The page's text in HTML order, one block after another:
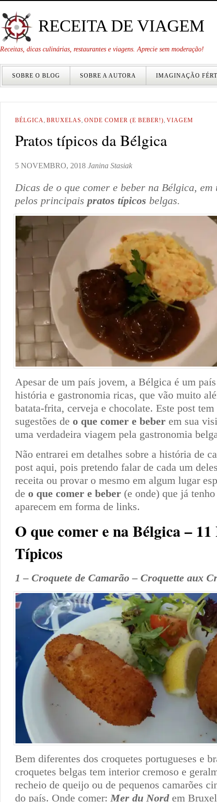
RECEITA DE VIAGEM
Receitas, dicas culinárias, restaurantes e viagens. Aprecie sem moderação!
SOBRE O BLOG SOBRE A AUTORA IMAGINAÇÃO
BÉLGICA, BRUXELAS, ONDE COMER (E BEBER!), VIAGEM
Pratos típicos da Bélgica
5 NOVEMBRO, 2018 Janina Stasiak
Dicas de o que comer e beber na Bélgica, em
pelos principais pratos típicos belgas.
Apesar de um país jovem, a Bélgica é um
história e gastronomia ricas, que vão muito
batata-frita, cerveja e chocolate. Este post
sugestões de o que comer e beber em sua
uma verdadeira viagem pela gastronomia
Não entrarei em detalhes sobre a história de
post aqui, pois pretendo falar de cada um
receita ou provar o mesmo em algum lugar
de o que comer e beber (e onde) que já
aparecem em forma de links.
O que comer e na Bélgica –
Típicos
1 – Croquete de Camarão – Croquette aux
Bem diferentes dos croquetes portugueses e
croquetes belgas tem interior cremoso e
recheio de queijo ou de pequenos camarões
do país. Onde comer:Mer du Nordem